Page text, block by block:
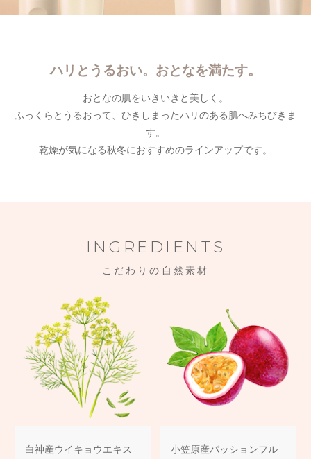
ハリとうるおい。おとなを満たす。
おとなの肌をいきいきと美しく。
ふっくらとうるおって、ひきしまったハリのある肌へみちびきま
す。
乾燥が気になる秋冬におすすめのラインアップです。
INGREDIENTS
こだわりの自然素材
白神産ウイキョウエキス
小笠原産パッションフル